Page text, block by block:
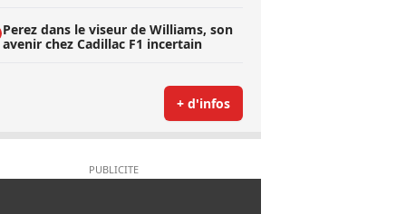
Perez dans le viseur de Williams, son
avenir chez Cadillac F1 incertain
+ d'infos